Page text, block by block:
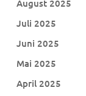
August 2025
Juli 2025
Juni 2025
Mai 2025
April 2025